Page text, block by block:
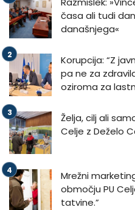
časa ali tudi
današnjega«
Korupcija: “Z
pa ne za
oziroma za
Želja, cilj ali
Celje z Deželo
Mrežni
območju PU
tatvine.”